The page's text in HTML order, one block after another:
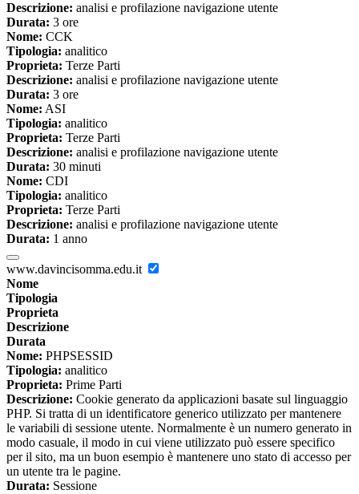
Descrizione: analisi e profilazione navigazione utente
Durata: 3 ore
Nome: CCK
Tipologia: analitico
Proprieta: Terze Parti
Descrizione: analisi e profilazione navigazione utente
Durata: 3 ore
Nome: ASI
Tipologia: analitico
Proprieta: Terze Parti
Descrizione: analisi e profilazione navigazione utente
Durata: 30 minuti
Nome: CDI
Tipologia: analitico
Proprieta: Terze Parti
Descrizione: analisi e profilazione navigazione utente
Durata: 1 anno
www.davincisomma.edu.it
Nome
Tipologia
Proprieta
Descrizione
Durata
Nome: PHPSESSID
Tipologia: analitico
Proprieta: Prime Parti
Descrizione: Cookie generato da applicazioni basate sul linguaggio
PHP. Si tratta di un identificatore generico utilizzato per mantenere
le variabili di sessione utente. Normalmente è un numero generato in
modo casuale, il modo in cui viene utilizzato può essere specifico
per il sito, ma un buon esempio è mantenere uno stato di accesso per
un utente tra le pagine.
Durata: Sessione